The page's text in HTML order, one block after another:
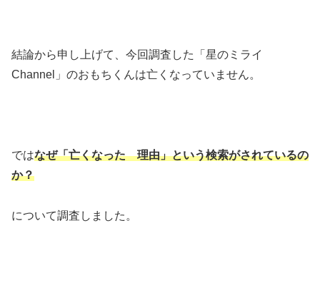
結論から申し上げて、今回調査した「星のミライ
Channel」のおもちくんは亡くなっていません。
ではなぜ「亡くなった 理由」という検索がされているの
か？
について調査しました。